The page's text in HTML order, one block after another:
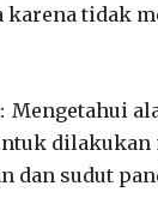
karena tidak
Mengetahui
dilakukan
dan sudut